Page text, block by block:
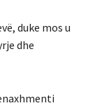
duke mos u
dhe